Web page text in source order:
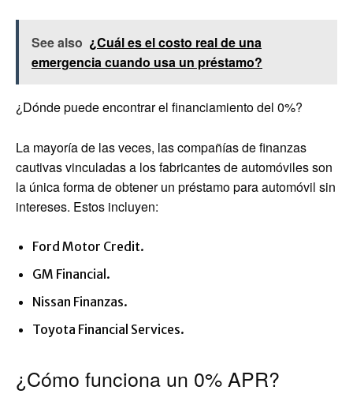
See also ¿Cuál es el costo real de una
emergencia cuando usa un préstamo?
¿Dónde puede encontrar el financiamiento del 0%?
La mayoría de las veces, las compañías de finanzas
cautivas vinculadas a los fabricantes de automóviles son
la única forma de obtener un préstamo para automóvil sin
intereses. Estos incluyen:
Ford Motor Credit.
GM Financial.
Nissan Finanzas.
Toyota Financial Services.
¿Cómo funciona un 0% APR?